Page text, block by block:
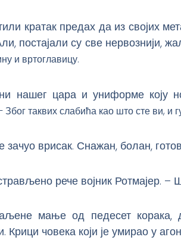
кратак предах да из својих
постајали су све нервознији,
и вртоглавицу.
нашег цара и униформе коју
таквих слабића као што сте ви, и
зачуо врисак. Снажан, болан,
рече војник Ротмајер. –
мање од педесет корака,
човека који је умирао у